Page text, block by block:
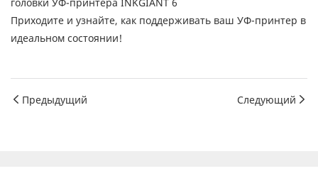
Приходите и узнайте, как поддерживать ваш УФ-принтер в
идеальном состоянии!
Предыдущий Следующий